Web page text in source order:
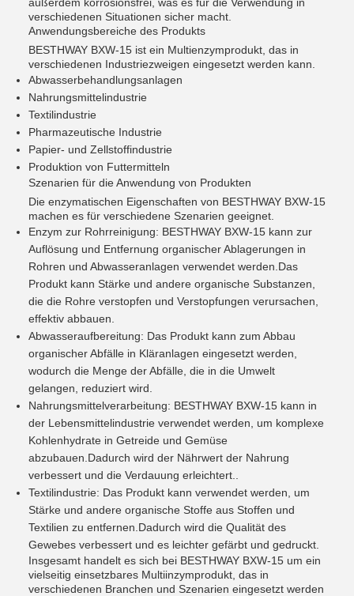
verschiedenen Situationen sicher macht.
Anwendungsbereiche des Produkts
BESTHWAY BXW-15 ist ein Multienzymprodukt, das in
verschiedenen Industriezweigen eingesetzt werden kann.
Abwasserbehandlungsanlagen
Nahrungsmittelindustrie
Textilindustrie
Pharmazeutische Industrie
Papier- und Zellstoffindustrie
Produktion von Futtermitteln
Szenarien für die Anwendung von Produkten
Die enzymatischen Eigenschaften von BESTHWAY BXW-15
machen es für verschiedene Szenarien geeignet.
Enzym zur Rohrreinigung: BESTHWAY BXW-15 kann zur
Auflösung und Entfernung organischer Ablagerungen in
Rohren und Abwasseranlagen verwendet werden.Das
Produkt kann Stärke und andere organische Substanzen,
die die Rohre verstopfen und Verstopfungen verursachen,
effektiv abbauen.
Abwasseraufbereitung: Das Produkt kann zum Abbau
organischer Abfälle in Kläranlagen eingesetzt werden,
wodurch die Menge der Abfälle, die in die Umwelt
gelangen, reduziert wird.
Nahrungsmittelverarbeitung: BESTHWAY BXW-15 kann in
der Lebensmittelindustrie verwendet werden, um komplexe
Kohlenhydrate in Getreide und Gemüse
abzubauen.Dadurch wird der Nährwert der Nahrung
verbessert und die Verdauung erleichtert..
Textilindustrie: Das Produkt kann verwendet werden, um
Stärke und andere organische Stoffe aus Stoffen und
Textilien zu entfernen.Dadurch wird die Qualität des
Gewebes verbessert und es leichter gefärbt und gedruckt.
Insgesamt handelt es sich bei BESTHWAY BXW-15 um ein
vielseitig einsetzbares Multiinzymprodukt, das in
verschiedenen Branchen und Szenarien eingesetzt werden